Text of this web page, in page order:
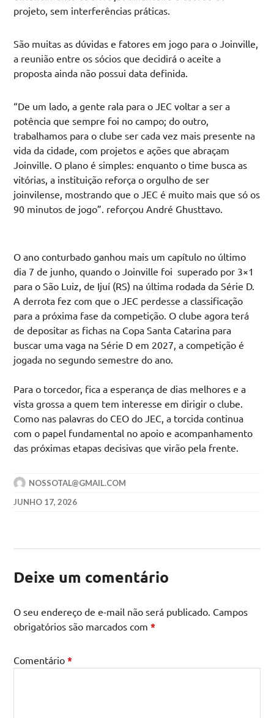
projeto, sem interferências práticas.
São muitas as dúvidas e fatores em jogo para o Joinville,
a reunião entre os sócios que decidirá o aceite a
proposta ainda não possui data definida.
“De um lado, a gente rala para o JEC voltar a ser a
potência que sempre foi no campo; do outro,
trabalhamos para o clube ser cada vez mais presente na
vida da cidade, com projetos e ações que abraçam
Joinville. O plano é simples: enquanto o time busca as
vitórias, a instituição reforça o orgulho de ser
joinvilense, mostrando que o JEC é muito mais que só os
90 minutos de jogo”. reforçou André Ghusttavo.
O ano conturbado ganhou mais um capítulo no último
dia 7 de junho, quando o Joinville foi superado por 3×1
para o São Luiz, de Ijuí (RS) na última rodada da Série D.
A derrota fez com que o JEC perdesse a classificação
para a próxima fase da competição. O clube agora terá
de depositar as fichas na Copa Santa Catarina para
buscar uma vaga na Série D em 2027, a competição é
jogada no segundo semestre do ano.
Para o torcedor, fica a esperança de dias melhores e a
vista grossa a quem tem interesse em dirigir o clube.
Como nas palavras do CEO do JEC, a torcida continua
com o papel fundamental no apoio e acompanhamento
das próximas etapas decisivas que virão pela frente.
NOSSOTAL@GMAIL.COM
JUNHO 17, 2026
Deixe um comentário
O seu endereço de e-mail não será publicado. Campos
obrigatórios são marcados com*
Comentário*